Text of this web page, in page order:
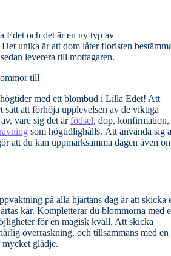
Edet och det är en ny typ av
unika är att dom låter floristen
leverera till mottagaren.
till
med ett blombud i Lilla Edet! Att
sätt att förhöja upplevelsen av de viktiga
vare sig det ärfödsel, dop, konfirmation,
som högtidlighålls. Att använda sig
att du kan uppmärksamma dagen även
på alla hjärtans dag är att skicka
kär. Kompletterar du blommorna med
för en magisk kväll. Att skicka
överraskning, och tillsammans med en
glädje.